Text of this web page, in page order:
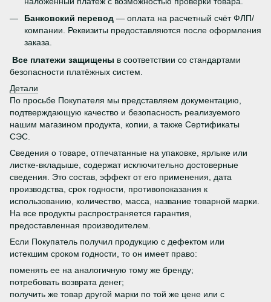
Банковский перевод — оплата на расчетный счёт ФЛП/
компании. Реквизиты предоставляются после оформления
заказа.
Все платежи защищены в соответствии со стандартами
безопасности платёжных систем.
Детали
По просьбе Покупателя мы представляем документацию,
подтверждающую качество и безопасность реализуемого
нашим магазином продукта, копии, а также Сертификаты
СЭС.
Сведения о товаре, отпечатанные на упаковке, ярлыке или
листке-вкладыше, содержат исключительно достоверные
сведения. Это состав, эффект от его применения, дата
производства, срок годности, противопоказания к
использованию, количество, масса, название товарной марки.
На все продукты распространяется гарантия,
предоставленная производителем.
Если Покупатель получил продукцию с дефектом или
истекшим сроком годности, то он имеет право:
поменять ее на аналогичную тому же бренду;
потребовать возврата денег;
получить же товар другой марки по той же цене или с